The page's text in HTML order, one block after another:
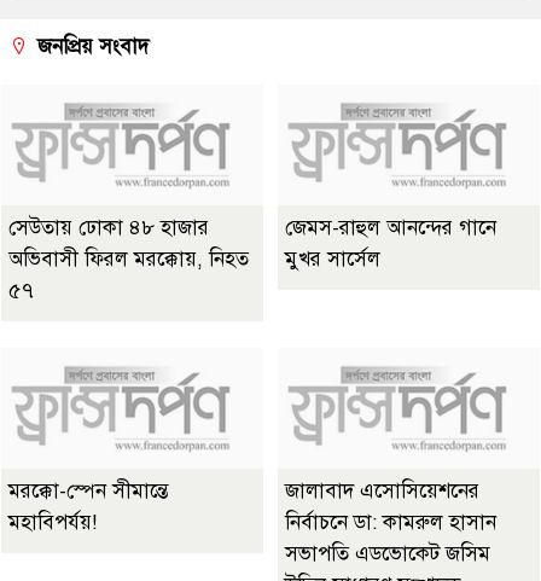
জনপ্রিয় সংবাদ
সেউতায় ঢোকা ৪৮ হাজার
অভিবাসী ফিরল মরক্কোয়, নিহত
৫৭
জেমস-রাহুল আনন্দের গানে
মুখর সার্সেল
মরক্কো-স্পেন সীমান্তে
মহাবিপর্যয়!
জালাবাদ এসোসিয়েশনের
নির্বাচনে ডা: কামরুল হাসান
সভাপতি এডভোকেট জসিম